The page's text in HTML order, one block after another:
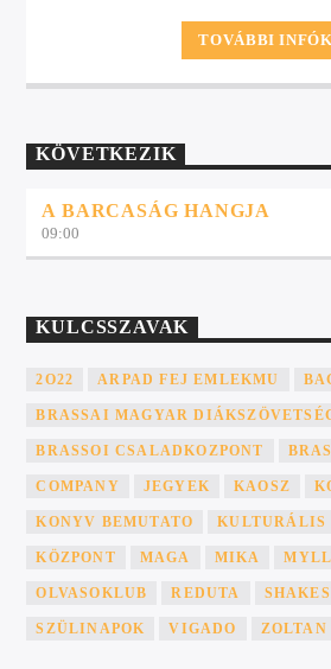
magának kedvére
TOVÁBBI INFÓK
KÖVETKEZIK
A BARCASÁG HANGJA
09:00
KULCSSZAVAK
2O22 ARPAD FEJ EMLEKMU
BRASSAI MAGYAR
BRASSOI CSALADKOZPONT
COMPANY JEGYEK KAOSZ
KONYV BEMUTATO KULTURÁLIS
KÖZPONT MAGA MIKA
OLVASOKLUB REDUTA
SZÜLINAPOK VIGADO ZOLTAN